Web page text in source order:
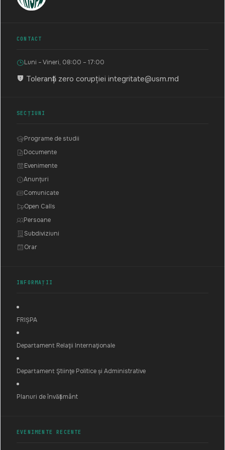
CONTACT
Luni – Vineri, 08:00 – 17:00
Toleranță zero corupției integritate@usm.md
SECȚIUNI
Programe de studii
Documente
Evenimente
Anunțuri
Comunicate
Open Calls
Persoane
Subdiviziuni
Orar
INFORMAȚII
FRIȘPA
Departament Relaţii Internaţionale
Departament Ştiinţe Politice și Administrative
Planuri de învățământ
EVENIMENTE RECENTE